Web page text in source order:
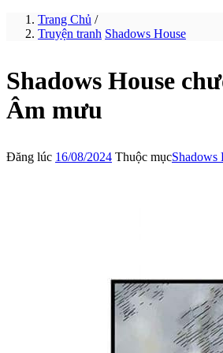
Trang Chủ /
Truyện tranh Shadows House
Shadows House
Âm mưu
Đăng lúc 16/08/2024 Thuộc mụcShadows